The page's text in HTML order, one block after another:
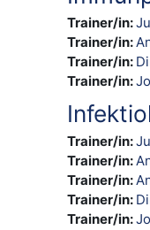
Trainer/in:
Trainer/in:
Trainer/in:
Trainer/in:
Trainer/in:
Trainer/in:
Trainer/in:
Trainer/in:
Trainer/in: